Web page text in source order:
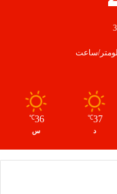
37
℃
د
36
℃
س